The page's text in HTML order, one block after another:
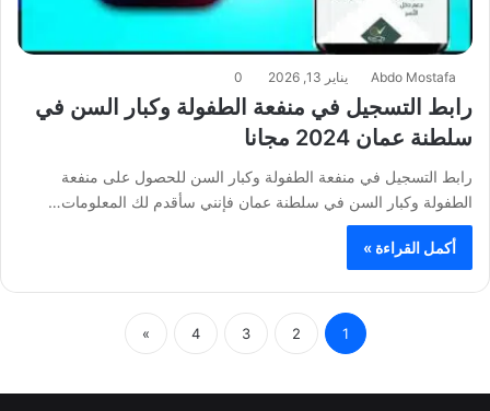
Abdo Mostafa يناير 13, 2026 0
رابط التسجيل في منفعة الطفولة وكبار السن في
سلطنة عمان 2024 مجانا
رابط التسجيل في منفعة الطفولة وكبار السن للحصول على منفعة
الطفولة وكبار السن في سلطنة عمان فإنني سأقدم لك المعلومات…
أكمل القراءة »
1
2
3
4
»